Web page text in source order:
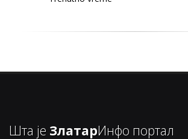
Шта је ЗлатарИнфо портал